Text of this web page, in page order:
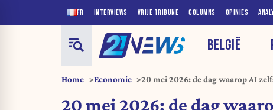
FR INTERVIEWS VRIJE TRIBUNE COLUMNS OPINIES
BELGIË
Home Economie 20 mei 2026: de dag waarop AI
20 mei 2026: de dag